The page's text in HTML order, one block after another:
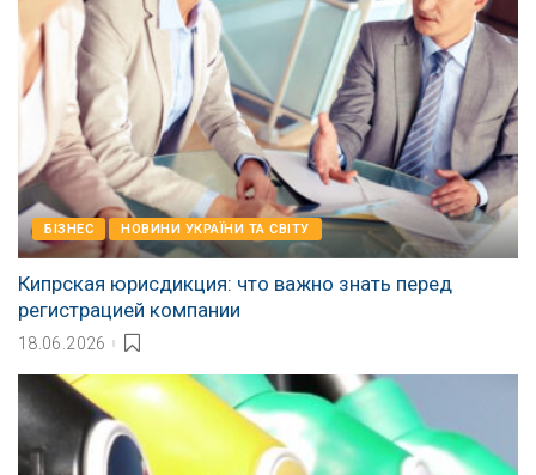
БІЗНЕС НОВИНИ УКРАЇНИ ТА СВІТУ
Кипрская юрисдикция: что важно знать перед
регистрацией компании
18.06.2026